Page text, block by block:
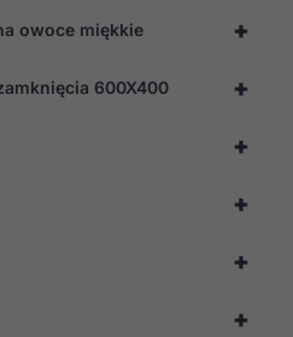
+
owoce miękkie
+
600X400
+
+
+
+